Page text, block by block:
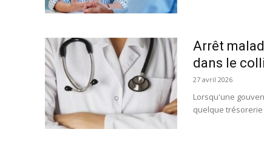
Arrêt
dans le
27 avril 2026
Lorsqu'une
quelque